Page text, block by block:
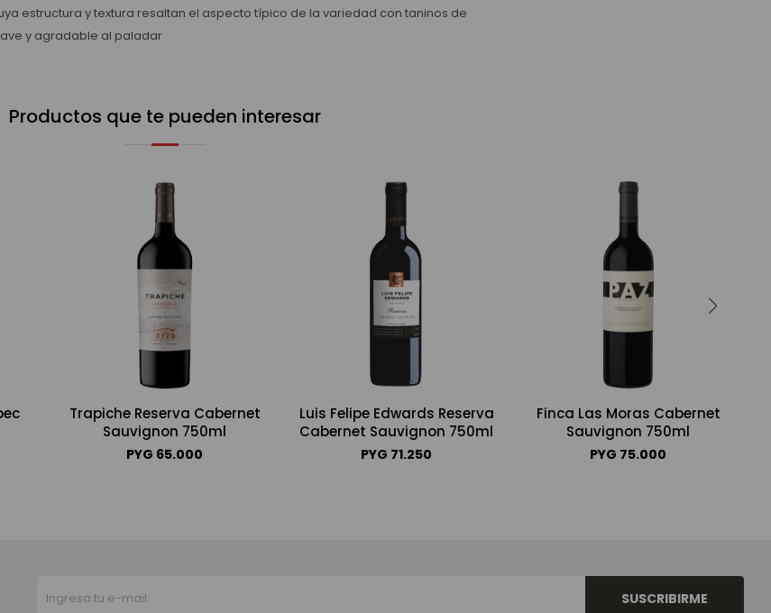
estructura y textura resaltan el aspecto típico de la variedad con taninos de
y agradable al paladar
Productos que te pueden interesar
Trapiche Reserva Cabernet
Sauvignon 750ml
PYG 65.000
Luis Felipe Edwards Reserva
Cabernet Sauvignon 750ml
PYG 71.250
Finca Las Moras Cabernet
Sauvignon 750ml
PYG 75.000
SUSCRIBIRME